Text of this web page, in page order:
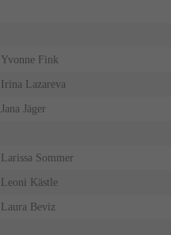
Yvonne Fink
Irina Lazareva
Jana Jäger
Larissa Sommer
Leoni Kästle
Laura Beviz